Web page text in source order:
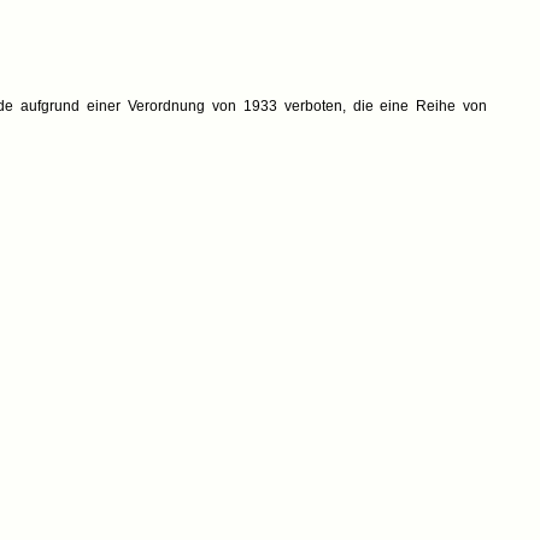
aufgrund einer Verordnung von 1933 verboten, die eine Reihe von